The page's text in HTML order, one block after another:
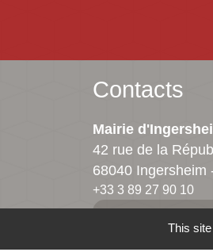
Contacts
Mairie
42 rue de la
68040 Ingersheim
+33 3 89 27 90 10
This